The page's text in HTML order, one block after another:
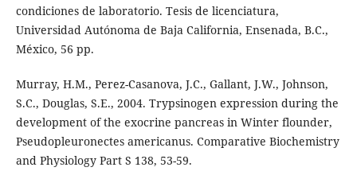
condiciones de laboratorio. Tesis de licenciatura,
Universidad Autónoma de Baja California, Ensenada, B.C.,
México, 56 pp.
Murray, H.M., Perez-Casanova, J.C., Gallant, J.W., Johnson,
S.C., Douglas, S.E., 2004. Trypsinogen expression during the
development of the exocrine pancreas in Winter flounder,
Pseudopleuronectes americanus. Comparative Biochemistry
and Physiology Part S 138, 53-59.